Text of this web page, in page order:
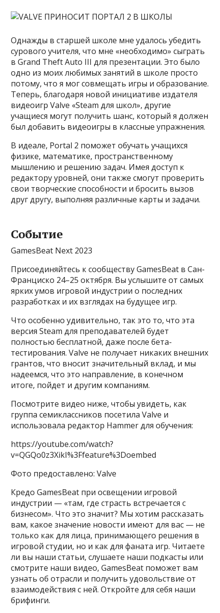
Однажды в старшей школе мне удалось убедить
сурового учителя, что мне «необходимо» сыграть
в Grand Theft Auto III для презентации. Это было
одно из моих любимых занятий в школе просто
потому, что я мог совмещать игры и образование.
Теперь, благодаря новой инициативе издателя
видеоигр Valve «Steam для школ», другие
учащиеся могут получить шанс, который я должен
был добавить видеоигры в классные упражнения.
В идеале, Portal 2 поможет обучать учащихся
физике, математике, пространственному
мышлению и решению задач. Имея доступ к
редактору уровней, они также смогут проверить
свои творческие способности и бросить вызов
друг другу, выполняя различные карты и задачи.
Событие
GamesBeat Next 2023
Присоединяйтесь к сообществу GamesBeat в Сан-
Франциско 24–25 октября. Вы услышите от самых
ярких умов игровой индустрии о последних
разработках и их взглядах на будущее игр.
Что особенно удивительно, так это то, что эта
версия Steam для преподавателей будет
полностью бесплатной, даже после бета-
тестирования. Valve не получает никаких внешних
грантов, что вносит значительный вклад, и мы
надеемся, что это направление, в конечном
итоге, пойдет и другим компаниям.
Посмотрите видео ниже, чтобы увидеть, как
группа семиклассников посетила Valve и
использовала редактор Hammer для обучения:
https://youtube.com/watch?
v=QGQo0z3XikI%3Ffeature%3Doembed
Фото предоставлено: Valve
Кредо GamesBeat при освещении игровой
индустрии — «там, где страсть встречается с
бизнесом». Что это значит? Мы хотим рассказать
вам, какое значение новости имеют для вас — не
только как для лица, принимающего решения в
игровой студии, но и как для фаната игр. Читаете
ли вы наши статьи, слушаете наши подкасты или
смотрите наши видео, GamesBeat поможет вам
узнать об отрасли и получить удовольствие от
взаимодействия с ней. Откройте для себя наши
брифинги.